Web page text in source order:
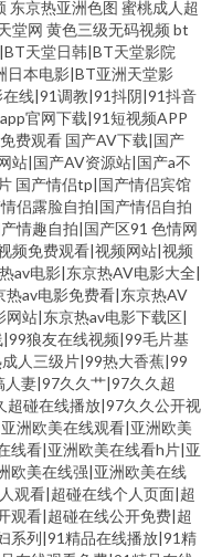
东京热亚洲色图 蜜桃成人超
堂网 黄色三级无码视频 bt
天堂日韩|BT天堂影院
本电影|BT亚洲天堂影
线|91调教|91抖阴|91抖音
官网下载|91短视频APP
费观看 国产AV下载|国产
站|国产AV资源站|国产a不
国产情侣tp|国产情侣宾馆
侣露脸自拍|国产情侣自拍
情趣自拍|国产区91 色情网
频免费观看|视频网站|视频
av电影|东京热AV电影大全|
av电影免费看|东京热AV
站|东京热av电影下载区|
狼友在线视频|99毛片基
人三级片|99热大香蕉|99
妻|97久久艹|97久久超
碰在线播放|97久久公开视
洲欧美在线观看|亚洲欧美
线看|亚洲欧美在线看h片|亚
欧美在线强|亚洲欧美在线
观看|超碰在线个人页面|超
观看|超碰在线公开免费|超
系列|91精品在线播放|91精